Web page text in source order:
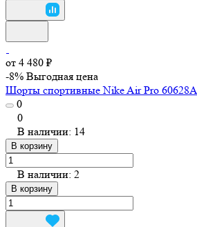
от 4 480 ₽
-8% Выгодная цена
Шорты спортивные Nike Air Pro
0
0
В наличии: 14
В корзину
В наличии: 2
В корзину